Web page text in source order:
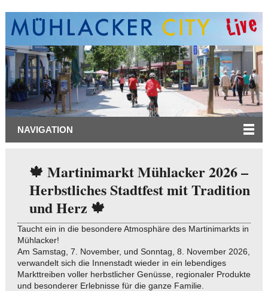
NAVIGATION
🍁 Martinimarkt Mühlacker 2026 –
Herbstliches Stadtfest mit Tradition
und Herz 🍁
Taucht ein in die besondere Atmosphäre des Martinimarkts in
Mühlacker!
Am Samstag, 7. November, und Sonntag, 8. November 2026,
verwandelt sich die Innenstadt wieder in ein lebendiges
Markttreiben voller herbstlicher Genüsse, regionaler Produkte
und besonderer Erlebnisse für die ganze Familie.